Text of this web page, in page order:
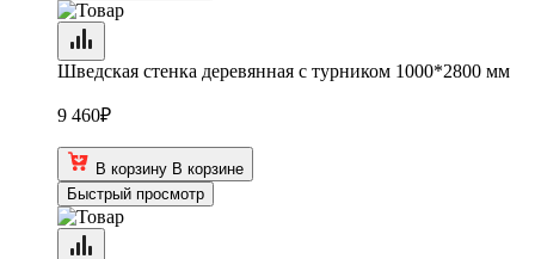
Шведская стенка деревянная с турником 1000*2800 мм
9 460₽
В корзину В корзине
Быстрый просмотр